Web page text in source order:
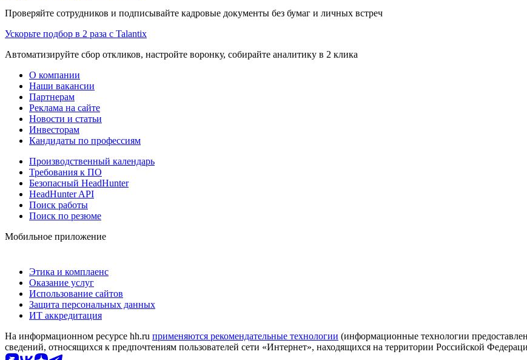
Проверяйте сотрудников и подписывайте кадровые документы без бумаг и личных встреч
Ускорьте подбор в 2 раза с Talantix
Автоматизируйте сбор откликов, настройте воронку, собирайте аналитику в 2 клика
О компании
Наши вакансии
Партнерам
Реклама на сайте
Новости и статьи
Инвесторам
Кандидаты по профессиям
Производственный календарь
Требования к ПО
Безопасный HeadHunter
HeadHunter API
Поиск работы
Поиск по резюме
Мобильное приложение
Этика и комплаенс
Оказание услуг
Использование сайтов
Защита персональных данных
ИТ аккредитация
На информационном ресурсе hh.ru применяются рекомендательные технологии (информационные технологии
сведений, относящихся к предпочтениям пользователей сети «Интернет», находящихся на территории Российской